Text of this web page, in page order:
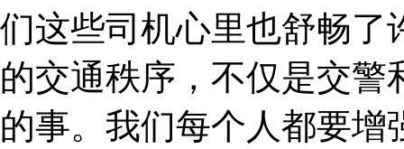
们这些司机心里也舒畅了
的交通秩序，不仅是交
的事。我们每个人都要